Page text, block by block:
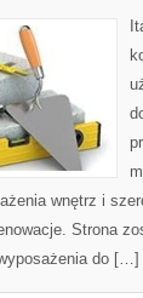
wnętrz i
Strona
do […]